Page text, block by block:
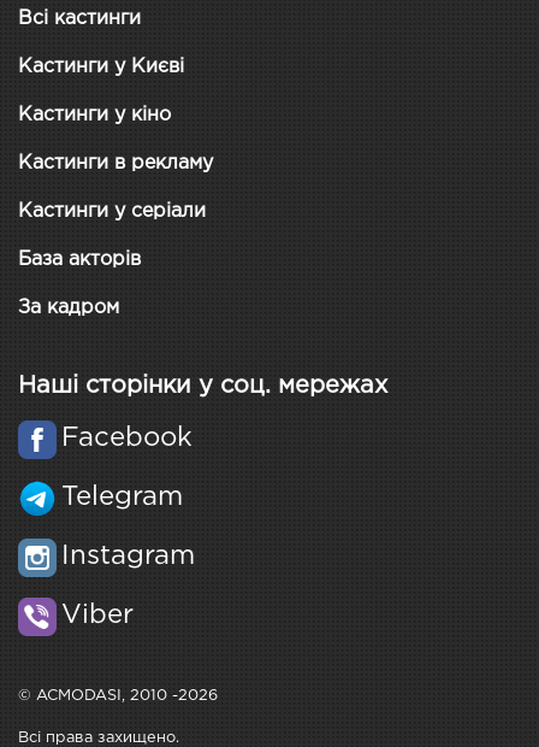
Всі кастинги
Кастинги у Києві
Кастинги у кіно
Кастинги в рекламу
Кастинги у серіали
База акторів
За кадром
Наші сторінки у соц. мережах
Facebook
Telegram
Instagram
Viber
© ACMODASI, 2010 -2026
Всі права захищено.